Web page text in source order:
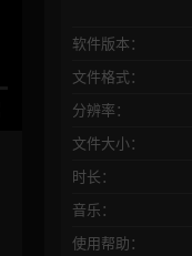
软件版本：
文件格式：
分辨率：
文件大小：
时长：
音乐：
使用帮助：